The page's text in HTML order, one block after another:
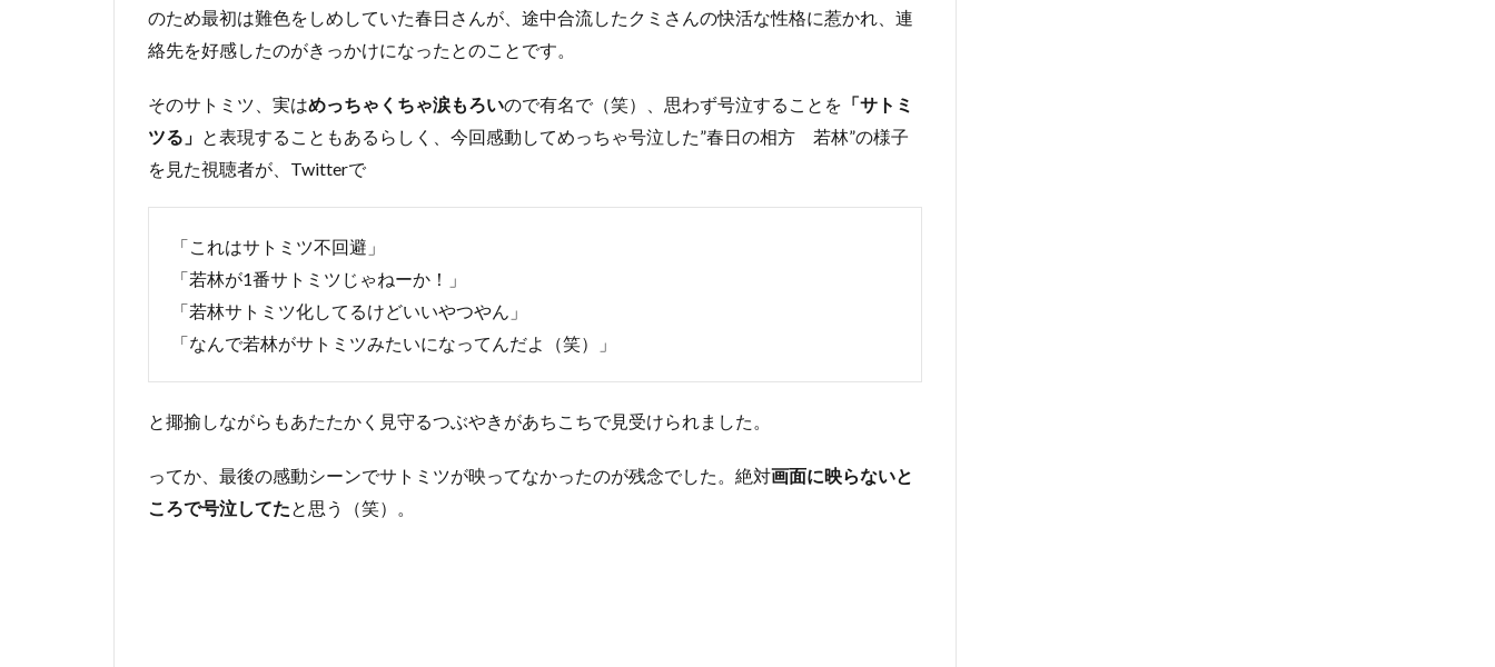
って
どん
人？
3
サト
る若
泣。
号
泣。
ちょ
ッ
4
ま
のため最初は難色をしめしていた春日さんが、途中合流したクミさんの快活な性格に惹かれ、連
絡先を好感したのがきっかけになったとのことです。
そのサトミツ、実はめっちゃくちゃ涙もろいので有名で（笑）、思わず号泣することを 「サトミ
ツる」 と表現することもあるらしく、今回感動してめっちゃ号泣した”春日の相方 若林”の様子
を見た視聴者が、Twitterで
「これはサトミツ不回避」
「若林が1番サトミツじゃねーか！」
「若林サトミツ化してるけどいいやつやん」
「なんで若林がサトミツみたいになってんだよ（笑）」
と揶揄しながらもあたたかく見守るつぶやきがあちこちで見受けられました。
ってか、最後の感動シーンでサトミツが映ってなかったのが残念でした。絶対画面に映らないと
ころで号泣してたと思う（笑）。